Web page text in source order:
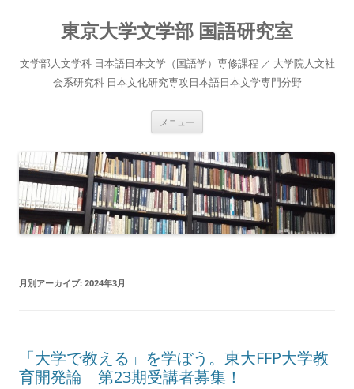
へ
ス
東京大学文学部 国語研究室
文学部人文学科 日本語日本文学（国語学）専修課程 ／ 大学院人文社
会系研究科 日本文化研究専攻日本語日本文学専門分野
メニュー
月別アーカイブ: 2024年3月
「大学で教える」を学ぼう。東大FFP大学教
育開発論 第23期受講者募集！